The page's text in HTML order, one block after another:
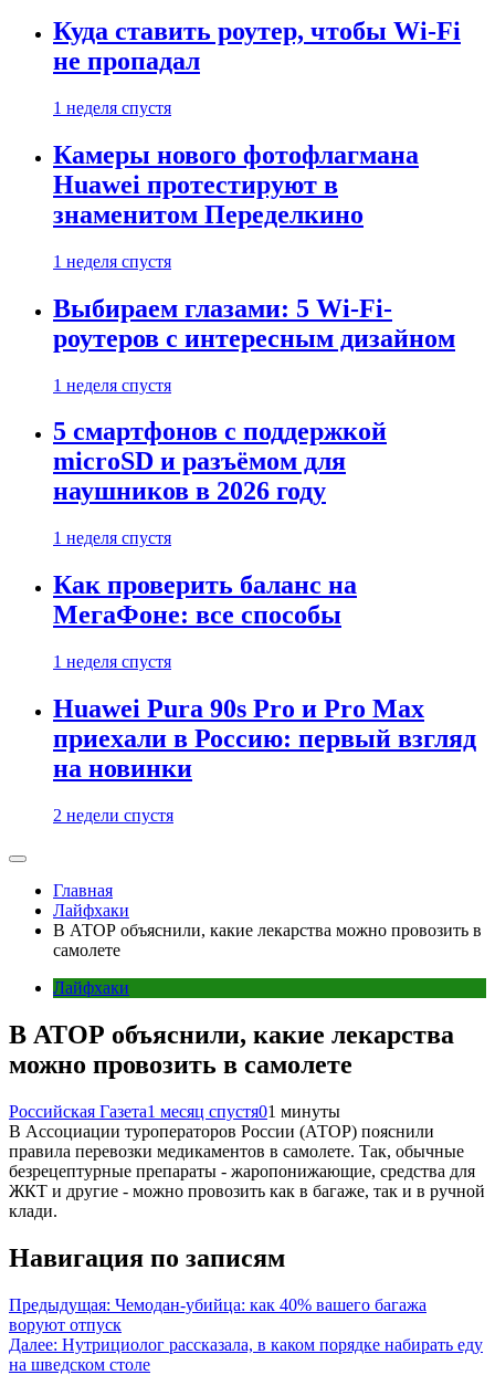
Куда ставить роутер, чтобы Wi-Fi
не пропадал
1 неделя спустя
Камеры нового фотофлагмана
Huawei протестируют в
знаменитом Переделкино
1 неделя спустя
Выбираем глазами: 5 Wi-Fi-
роутеров с интересным дизайном
1 неделя спустя
5 смартфонов с поддержкой
microSD и разъёмом для
наушников в 2026 году
1 неделя спустя
Как проверить баланс на
МегаФоне: все способы
1 неделя спустя
Huawei Pura 90s Pro и Pro Max
приехали в Россию: первый взгляд
на новинки
2 недели спустя
Главная
Лайфхаки
В АТОР объяснили, какие лекарства можно провозить в
самолете
Лайфхаки
В АТОР объяснили, какие лекарства
можно провозить в самолете
Российская Газета1 месяц спустя01 минуты
В Ассоциации туроператоров России (АТОР) пояснили
правила перевозки медикаментов в самолете. Так, обычные
безрецептурные препараты - жаропонижающие, средства для
ЖКТ и другие - можно провозить как в багаже, так и в ручной
клади.
Навигация по записям
Предыдущая: Чемодан-убийца: как 40% вашего багажа
воруют отпуск
Далее: Нутрициолог рассказала, в каком порядке набирать еду
на шведском столе